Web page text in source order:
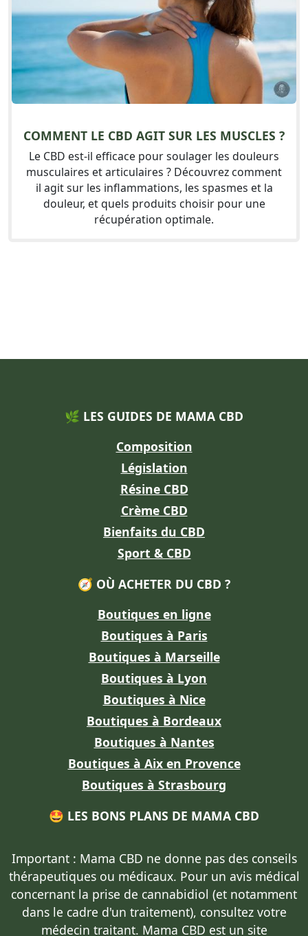
COMMENT LE CBD AGIT SUR LES MUSCLES ?
Le CBD est-il efficace pour soulager les douleurs
musculaires et articulaires ? Découvrez comment
il agit sur les inflammations, les spasmes et la
douleur, et quels produits choisir pour une
récupération optimale.
🌿 LES GUIDES DE MAMA CBD
Composition
Législation
Résine CBD
Crème CBD
Bienfaits du CBD
Sport & CBD
🧭 OÙ ACHETER DU CBD ?
Boutiques en ligne
Boutiques à Paris
Boutiques à Marseille
Boutiques à Lyon
Boutiques à Nice
Boutiques à Bordeaux
Boutiques à Nantes
Boutiques à Aix en Provence
Boutiques à Strasbourg
🤩 LES BONS PLANS DE MAMA CBD
Important : Mama CBD ne donne pas des conseils
thérapeutiques ou médicaux. Pour un avis médical
concernant la prise de cannabidiol (et notamment
dans le cadre d'un traitement), consultez votre
médecin traitant. Mama CBD est un site